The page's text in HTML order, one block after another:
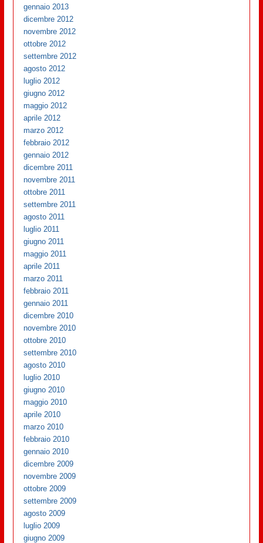
gennaio 2013
dicembre 2012
novembre 2012
ottobre 2012
settembre 2012
agosto 2012
luglio 2012
giugno 2012
maggio 2012
aprile 2012
marzo 2012
febbraio 2012
gennaio 2012
dicembre 2011
novembre 2011
ottobre 2011
settembre 2011
agosto 2011
luglio 2011
giugno 2011
maggio 2011
aprile 2011
marzo 2011
febbraio 2011
gennaio 2011
dicembre 2010
novembre 2010
ottobre 2010
settembre 2010
agosto 2010
luglio 2010
giugno 2010
maggio 2010
aprile 2010
marzo 2010
febbraio 2010
gennaio 2010
dicembre 2009
novembre 2009
ottobre 2009
settembre 2009
agosto 2009
luglio 2009
giugno 2009